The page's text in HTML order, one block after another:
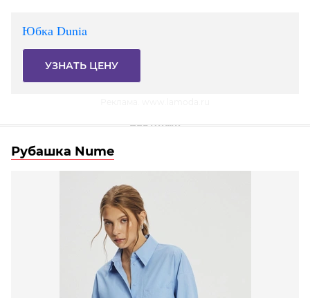
Юбка Dunia
УЗНАТЬ ЦЕНУ
Рубашка Nume